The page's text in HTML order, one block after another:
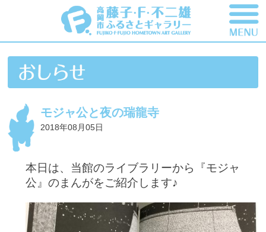
モジャ公と夜の瑞龍寺
2018年08月05日
本日は、当館のライブラリーから『モジャ
公』のまんがをご紹介します♪